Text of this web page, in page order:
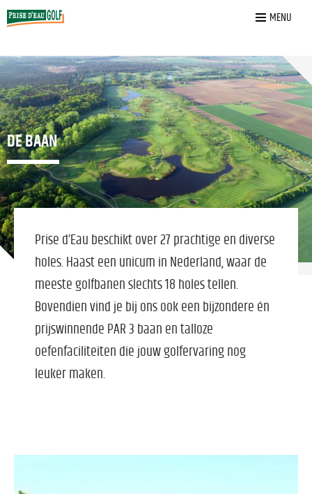
MENU
Home
DE BAAN
Prise d’Eau beschikt over 27 prachtige en diverse
holes. Haast een unicum in Nederland, waar de
meeste golfbanen slechts 18 holes tellen.
Bovendien vind je bij ons ook een bijzondere én
prijswinnende PAR 3 baan en talloze
oefenfaciliteiten die jouw golfervaring nog
leuker maken.